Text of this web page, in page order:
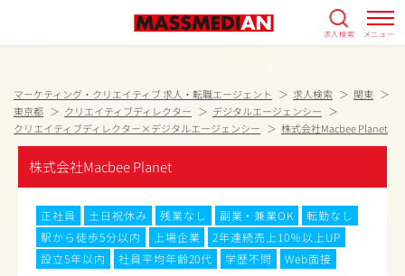
求人検索 メニュー
マーケティング・クリエイティブ 求人・転職エージェント 求人検索
関東
東京都
クリエイティブディレクター
デジタルエージェンシー
クリエイティブディレクター×デジタルエージェンシー
株式会社Macbee Planet
株式会社Macbee Planet
正社員 土日祝休み 残業なし 副業・兼業OK
転勤なし
駅から徒歩5分以内
上場企業
2年連続売上10％以上UP
設立5年以内
社員平均年齢20代 学歴不問
Web面接